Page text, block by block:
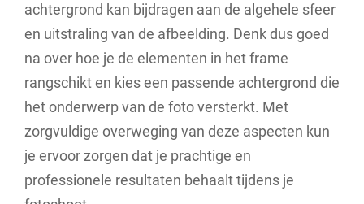
achtergrond kan bijdragen aan de algehele sfeer
en uitstraling van de afbeelding. Denk dus goed
na over hoe je de elementen in het frame
rangschikt en kies een passende achtergrond die
het onderwerp van de foto versterkt. Met
zorgvuldige overweging van deze aspecten kun
je ervoor zorgen dat je prachtige en
professionele resultaten behaalt tijdens je